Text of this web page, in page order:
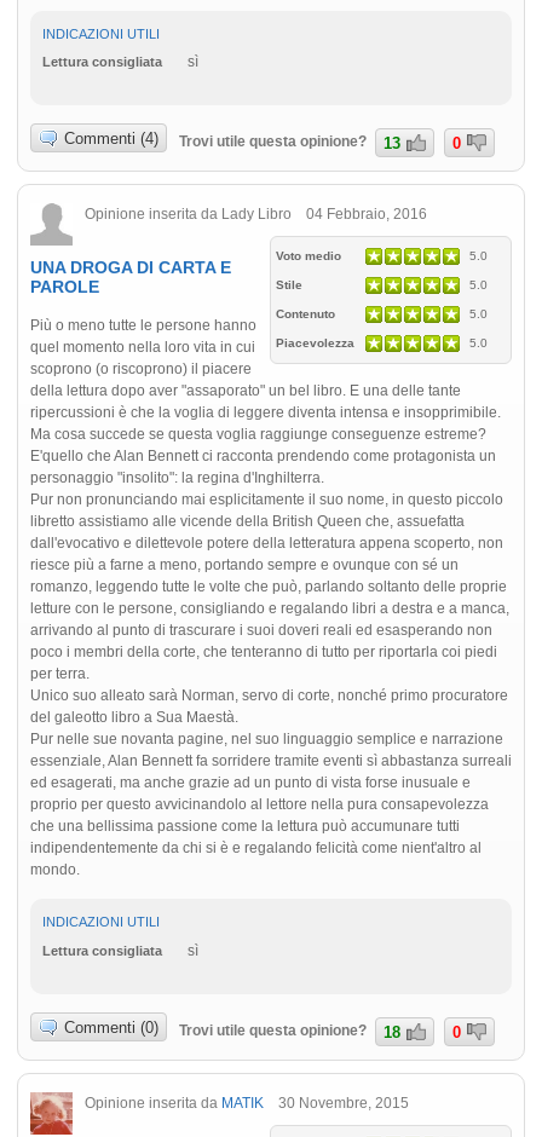
INDICAZIONI UTILI
Lettura consigliata
sì
Commenti (4) Trovi utile questa opinione? 13 0
Opinione inserita da Lady Libro 04 Febbraio, 2016
Voto medio 5.0
Stile 5.0
Contenuto 5.0
Piacevolezza 5.0
UNA DROGA DI CARTA E
PAROLE
Più o meno tutte le persone hanno
quel momento nella loro vita in cui
scoprono (o riscoprono) il piacere
della lettura dopo aver "assaporato" un bel libro. E una delle tante
ripercussioni è che la voglia di leggere diventa intensa e insopprimibile.
Ma cosa succede se questa voglia raggiunge conseguenze estreme?
E'quello che Alan Bennett ci racconta prendendo come protagonista un
personaggio "insolito": la regina d'Inghilterra.
Pur non pronunciando mai esplicitamente il suo nome, in questo piccolo
libretto assistiamo alle vicende della British Queen che, assuefatta
dall'evocativo e dilettevole potere della letteratura appena scoperto, non
riesce più a farne a meno, portando sempre e ovunque con sé un
romanzo, leggendo tutte le volte che può, parlando soltanto delle proprie
letture con le persone, consigliando e regalando libri a destra e a manca,
arrivando al punto di trascurare i suoi doveri reali ed esasperando non
poco i membri della corte, che tenteranno di tutto per riportarla coi piedi
per terra.
Unico suo alleato sarà Norman, servo di corte, nonché primo procuratore
del galeotto libro a Sua Maestà.
Pur nelle sue novanta pagine, nel suo linguaggio semplice e narrazione
essenziale, Alan Bennett fa sorridere tramite eventi sì abbastanza surreali
ed esagerati, ma anche grazie ad un punto di vista forse inusuale e
proprio per questo avvicinandolo al lettore nella pura consapevolezza
che una bellissima passione come la lettura può accumunare tutti
indipendentemente da chi si è e regalando felicità come nient'altro al
mondo.
INDICAZIONI UTILI
Lettura consigliata
sì
Commenti (0) Trovi utile questa opinione? 18 0
Opinione inserita da MATIK 30 Novembre, 2015